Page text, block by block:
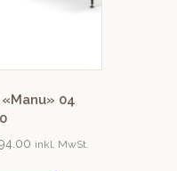
«Manu» 04
inkl. MwSt.